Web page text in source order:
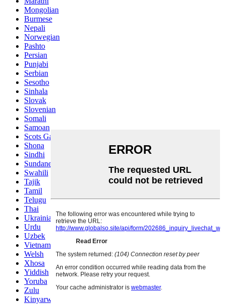
Mongolian
Burmese
Nepali
Norwegian
Pashto
Persian
Punjabi
Serbian
Sesotho
Sinhala
Slovak
Slovenian
Somali
Samoan
Scots Gaelic
Shona
Sindhi
Sundanese
Swahili
Tajik
Tamil
Telugu
Thai
Ukrainian
Urdu
Uzbek
Vietnamese
Welsh
Xhosa
Yiddish
Yoruba
Zulu
Kinyarwanda